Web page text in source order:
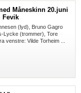
Måneskinn 20.juni
Fevik
(lyd), Bruno Gagro
Lycke (trommer), Tore
venstre: Vilde Torheim ...